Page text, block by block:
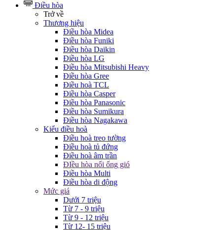
Điều hòa
Trở về
Thương hiệu
Điều hòa Midea
Điều hòa Funiki
Điều hòa Daikin
Điều hòa LG
Điều hòa Mitsubishi Heavy
Điều hòa Gree
Điều hoà TCL
Điều hòa Casper
Điều hòa Panasonic
Điều hòa Sumikura
Điều hòa Nagakawa
Kiểu điều hoà
Điều hoà treo tường
Điều hoà tủ đứng
Điều hoà âm trần
ĐIều hòa nối ống gió
Điều hòa Multi
Điều hòa di động
Mức giá
Dưới 7 triệu
Từ 7 - 9 triệu
Từ 9 - 12 triệu
Từ 12- 15 triệu